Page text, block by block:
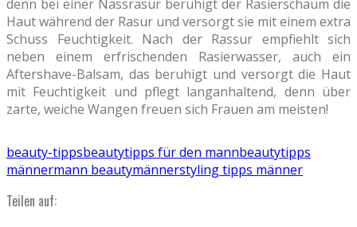
denn bei einer Nassrasur beruhigt der Rasierschaum die
Haut während der Rasur und versorgt sie mit einem extra
Schuss Feuchtigkeit. Nach der Rassur empfiehlt sich
neben einem erfrischenden Rasierwasser, auch ein
Aftershave-Balsam, das beruhigt und versorgt die Haut
mit Feuchtigkeit und pflegt langanhaltend, denn über
zarte, weiche Wangen freuen sich Frauen am meisten!
beauty-tippsbeautytipps für den mannbeautytipps
männermann beautymännerstyling tipps männer
Teilen auf: